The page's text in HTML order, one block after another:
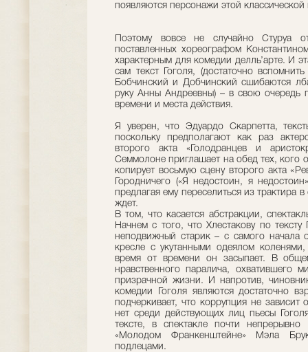
появляются персонажи этой классической
Поэтому вовсе не случайно
поставленных хореографом
характерным для комедии делль’арте. И
сам текст Гоголя, (достаточно
Бобчинский и Добчинский сшибаются
руку Анны Андреевны) – в свою очередь
времени и места действия.
Я уверен, что Эдуардо Скарпетта,
поскольку предполагают как раз
второго акта «Голодранцев и
Семмолоне приглашает на обед тех, кого
копирует восьмую сцену второго акта
Городничего («Я недостоин, я
предлагая ему переселиться из трактира
ждет.
В том, что касается абстракции,
Начнем с того, что Хлестакову по
неподвижный старик – с самого начала
кресле с укутанными одеялом
время от времени он засыпает. В
нравственного паралича, охватившего
призрачной жизни. И напротив,
комедии Гоголя являются достаточно
подчеркивает, что коррупция не зависит
нет среди действующих лиц пьесы
тексте, в спектакле почти
«Молодом Франкенштейне» Мэла
подлецами.